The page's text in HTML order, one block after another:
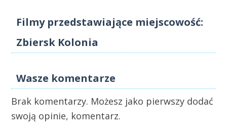
Filmy przedstawiające miejscowość:
Zbiersk Kolonia
Wasze komentarze
Brak komentarzy. Możesz jako pierwszy dodać
swoją opinie, komentarz.